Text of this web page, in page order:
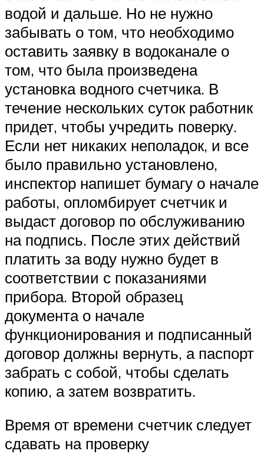
водой и дальше. Но не нужно
забывать о том, что необходимо
оставить заявку в водоканале о
том, что была произведена
установка водного счетчика. В
течение нескольких суток работник
придет, чтобы учредить поверку.
Если нет никаких неполадок, и все
было правильно установлено,
инспектор напишет бумагу о начале
работы, опломбирует счетчик и
выдаст договор по обслуживанию
на подпись. После этих действий
платить за воду нужно будет в
соответствии с показаниями
прибора. Второй образец
документа о начале
функционирования и подписанный
договор должны вернуть, а паспорт
забрать с собой, чтобы сделать
копию, а затем возвратить.
Время от времени счетчик следует
сдавать на проверку